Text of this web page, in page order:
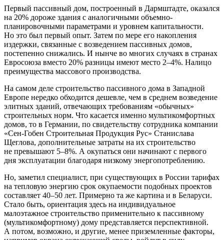
Первый пассивный дом, построенный в Дармштадте, оказался
на 20% дороже здания с аналогичными объемно-
планировочными параметрами и уровнем капитальности.
Но это был первый опыт. Затем по мере его накопления
издержки, связанные с возведением пассивных домов,
постепенно снижались. И нынче во многих случаях в странах
Евросоюза вместо 20% разницы имеют место 2–4%. Налицо
преимущества массового производства.
На самом деле строительство пассивного дома в Западной
Европе нередко обходится дешевле, чем в среднем возведение
элитных зданий, отвечающих требованиям «обычных»
строительных норм. Что касается именно мультикомфортных
домов, то в Германии, по свидетельству сотрудника компании
«Сен-Гобен Строительная Продукция Рус» Станислава
Щеглова, дополнительные затраты на их строительство
не превышают 5–8%. А окупаться они начинают с первого
дня эксплуатации благодаря низкому энергопотреблению.
Но, заметил специалист, при существующих в России тарифах
на тепловую энергию срок окупаемости подобных проектов
составляет 40–50 лет. Примерно та же картина и в Беларуси.
Стало быть, ориентация здесь на индивидуальное
малоэтажное строительство применительно к пассивному
(мультикомфортному) дому представляется перспективной.
А потом, возможно, и другие, менее приземленные факторы,